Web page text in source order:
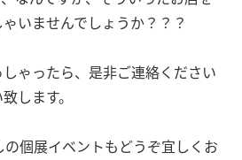
いませんでしょうか？？？
ゃったら、是非ご連絡ください
します。
個展イベントもどうぞ宜しくお